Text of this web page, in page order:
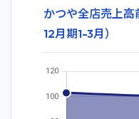
かつや全店売上
12月期1-3月）